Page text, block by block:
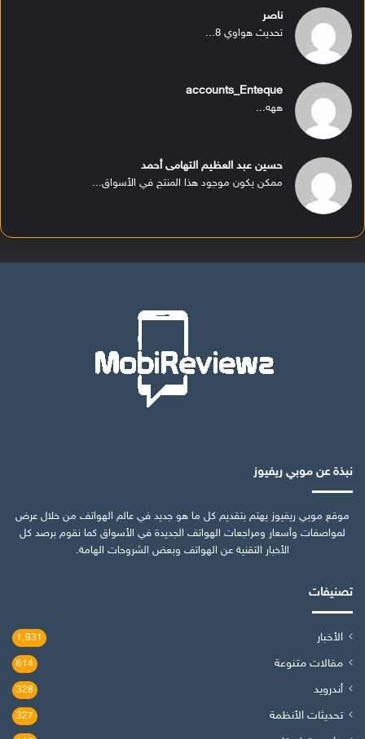
ناصر
تحديث هواوي 8...
accounts_Enteque
ههه...
حسين عبد العظيم التهامى أحمد
ممكن يكون موجود هذا المنتج في الأسواق...
نبذة عن موبي ريفيوز
موقع موبي ريفيوز يهتم بتقديم كل ما هو جديد في عالم الهواتف من خلال عرض
لمواصفات وأسعار ومراجعات الهواتف الجديدة في الأسواق كما نقوم برصد كل
الأخبار التقنية عن الهواتف وبعض الشروحات الهامة.
تصنيفات
الأخبار 1٬931
مقالات متنوعة 614
أندرويد 328
تحديثات الأنظمة 327